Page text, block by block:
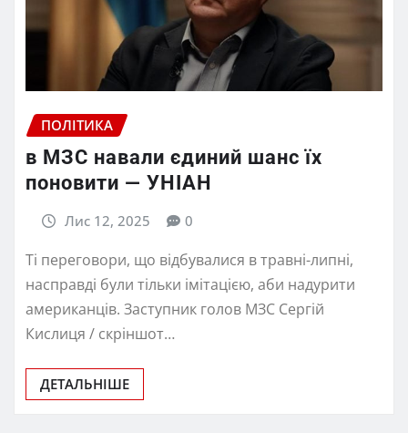
ПОЛІТИКА
в МЗС навали єдиний шанс їх
поновити — УНІАН
Лис 12, 2025 0
Ті переговори, що відбувалися в травні-липні,
насправді були тільки імітацією, аби надурити
американців. Заступник голов МЗС Сергій
Кислиця / скріншот…
ДЕТАЛЬНІШЕ